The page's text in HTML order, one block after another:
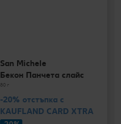
San Michele
Бекон Панчета слайс
80 г
-20% отстъпка с
KAUFLAND CARD XTRA